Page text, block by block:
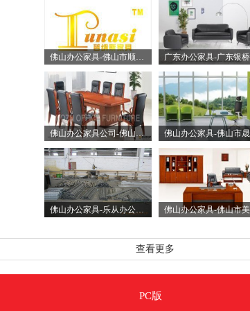
佛山办公家具-佛山市顺德区龙江镇普纳斯（顺钢）家具厂
佛山办公家具公司-佛山市科正办公家具有限公司
佛山办公家具-乐从办公家具-顺德办公家具-佛山市顺德区乐从镇创艺家具经营部
查看更多
PC版